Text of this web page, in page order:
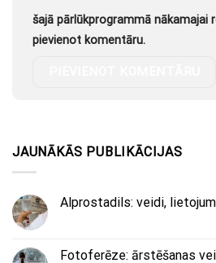
šajā pārlūkprogrammā nākamajai
pievienot komentāru.
JAUNĀKĀS PUBLIKĀCIJAS
Alprostadils: veidi,
Fotoferēze: ārstēšanas